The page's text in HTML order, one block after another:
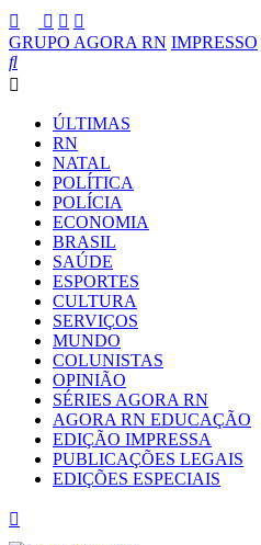
GRUPO AGORA RN IMPRESSO
ÚLTIMAS
RN
NATAL
POLÍTICA
POLÍCIA
ECONOMIA
BRASIL
SAÚDE
ESPORTES
CULTURA
SERVIÇOS
MUNDO
COLUNISTAS
OPINIÃO
SÉRIES AGORA RN
AGORA RN EDUCAÇÃO
EDIÇÃO IMPRESSA
PUBLICAÇÕES LEGAIS
EDIÇÕES ESPECIAIS